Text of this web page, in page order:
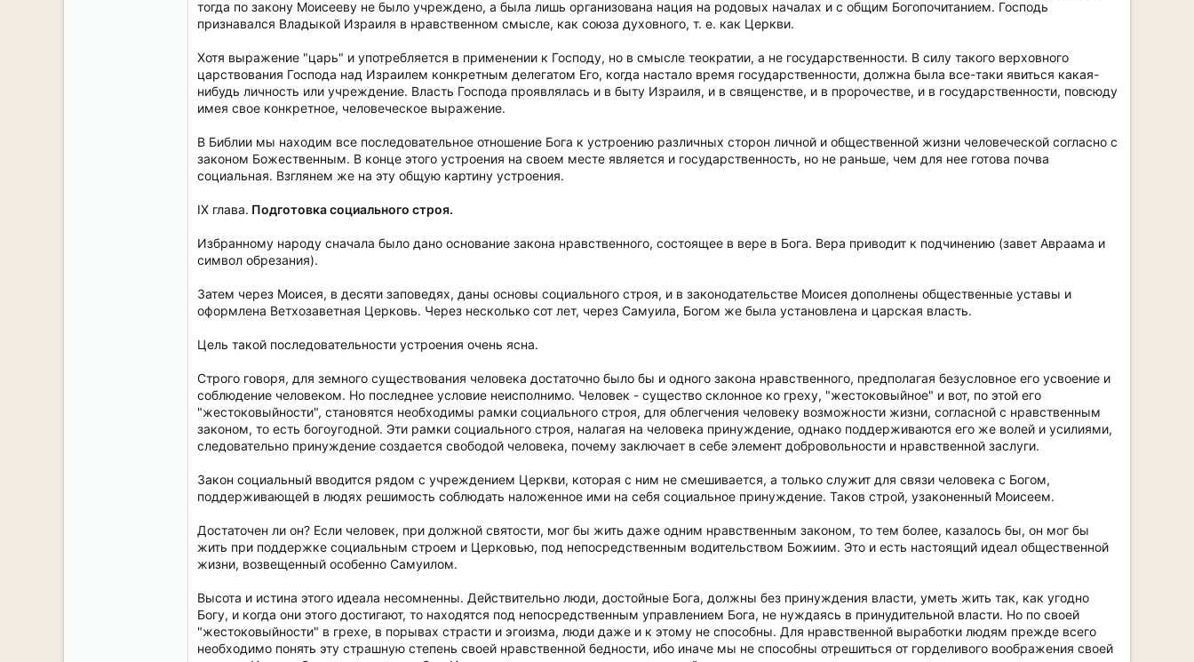
тогда по закону Моисееву не было учреждено, а была лишь организована нация на родовых началах и с общим Богопочитанием. Господь
признавался Владыкой Израиля в нравственном смысле, как союза духовного, т. е. как Церкви.
Хотя выражение "царь" и употребляется в применении к Господу, но в смысле теократии, а не государственности. В силу такого верховного
царствования Господа над Израилем конкретным делегатом Его, когда настало время государственности, должна была все-таки явиться какая-
нибудь личность или учреждение. Власть Господа проявлялась и в быту Израиля, и в священстве, и в пророчестве, и в государственности, повсюду
имея свое конкретное, человеческое выражение.
В Библии мы находим все последовательное отношение Бога к устроению различных сторон личной и общественной жизни человеческой согласно с
законом Божественным. В конце этого устроения на своем месте является и государственность, но не раньше, чем для нее готова почва
социальная. Взглянем же на эту общую картину устроения.
IX глава. Подготовка социального строя.
Избранному народу сначала было дано основание закона нравственного, состоящее в вере в Бога. Вера приводит к подчинению (завет Авраама и
символ обрезания).
Затем через Моисея, в десяти заповедях, даны основы социального строя, и в законодательстве Моисея дополнены общественные уставы и
оформлена Ветхозаветная Церковь. Через несколько сот лет, через Самуила, Богом же была установлена и царская власть.
Цель такой последовательности устроения очень ясна.
Строго говоря, для земного существования человека достаточно было бы и одного закона нравственного, предполагая безусловное его усвоение и
соблюдение человеком. Но последнее условие неисполнимо. Человек - существо склонное ко греху, "жестоковыйное" и вот, по этой его
"жестоковыйности", становятся необходимы рамки социального строя, для облегчения человеку возможности жизни, согласной с нравственным
законом, то есть богоугодной. Эти рамки социального строя, налагая на человека принуждение, однако поддерживаются его же волей и усилиями,
следовательно принуждение создается свободой человека, почему заключает в себе элемент добровольности и нравственной заслуги.
Закон социальный вводится рядом с учреждением Церкви, которая с ним не смешивается, а только служит для связи человека с Богом,
поддерживающей в людях решимость соблюдать наложенное ими на себя социальное принуждение. Таков строй, узаконенный Моисеем.
Достаточен ли он? Если человек, при должной святости, мог бы жить даже одним нравственным законом, то тем более, казалось бы, он мог бы
жить при поддержке социальным строем и Церковью, под непосредственным водительством Божиим. Это и есть настоящий идеал общественной
жизни, возвещенный особенно Самуилом.
Высота и истина этого идеала несомненны. Действительно люди, достойные Бога, должны без принуждения власти, уметь жить так, как угодно
Богу, и когда они этого достигают, то находятся под непосредственным управлением Бога, не нуждаясь в принудительной власти. Но по своей
"жестоковыйности" в грехе, в порывах страсти и эгоизма, люди даже и к этому не способны. Для нравственной выработки людям прежде всего
необходимо понять эту страшную степень своей нравственной бедности, ибо иначе мы не способны отрешиться от горделивого воображения своей